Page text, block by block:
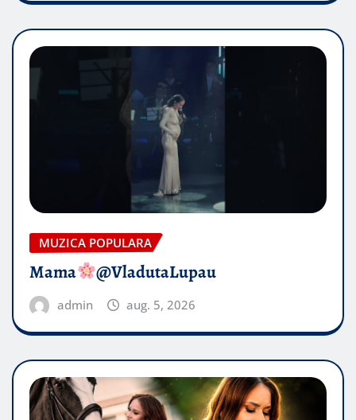
MUZICA POPULARA
Mama @VladutaLupau
admin aug. 5, 2026